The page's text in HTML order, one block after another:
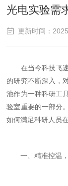
光电实验需
更新时间：
在当今科技飞速
的研究不断深入，
池作为一种科研工
验室重要的一部分
如何满足科研人员
一、精准控温，